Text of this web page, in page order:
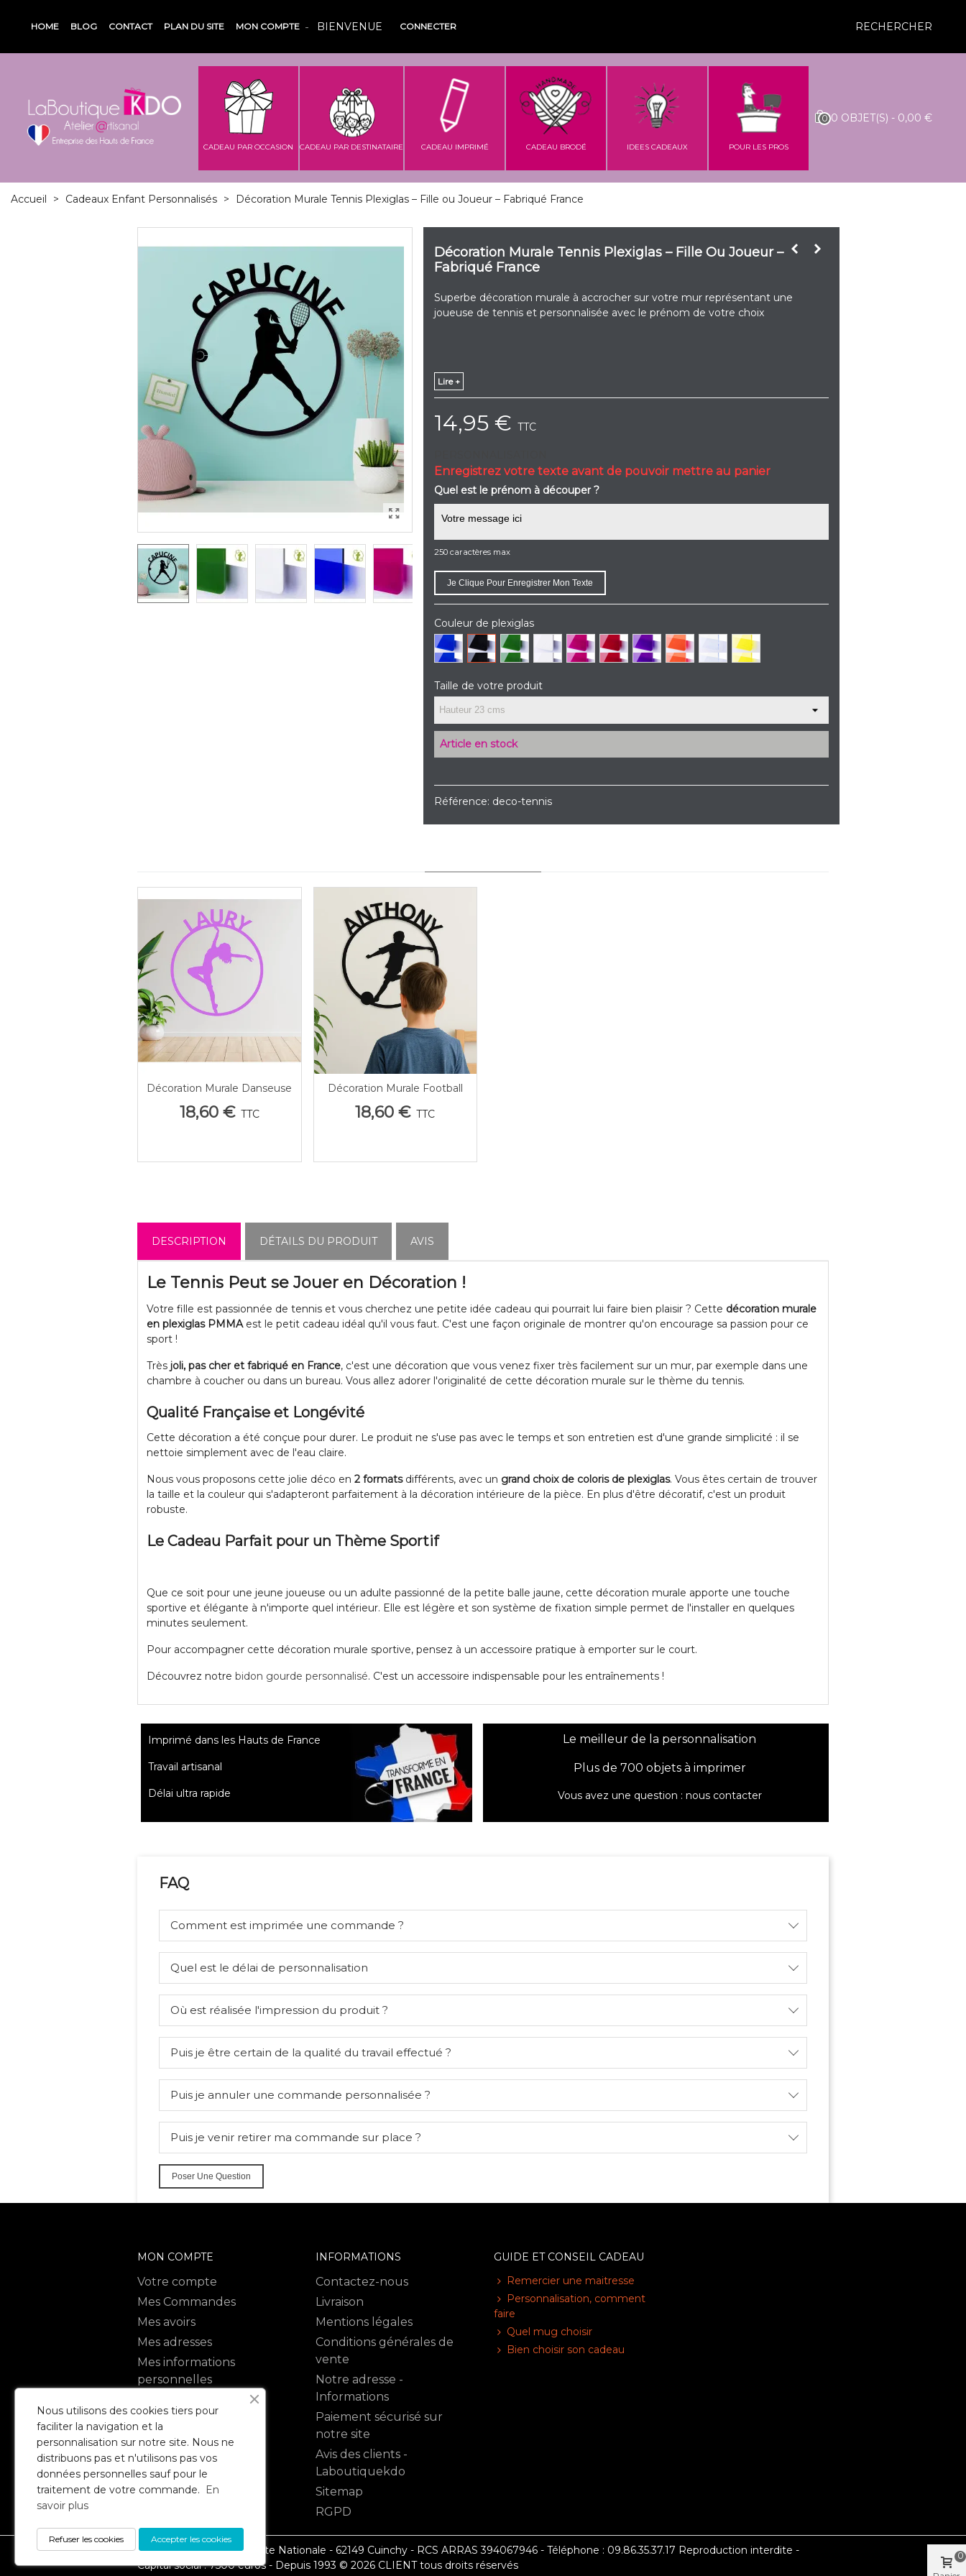
HOME BLOG CONTACT PLAN DU SITE MON COMPTE BIENVENUE CONNECTER RECHERCHER
CADEAU PAR OCCASION CADEAU PAR DESTINATAIRE CADEAU IMPRIMÉ CADEAU BRODÉ IDEES CADEAUX POUR LES PROS
0 0 OBJET(S) - 0,00 €
Accueil > Cadeaux Enfant Personnalisés > Décoration Murale Tennis Plexiglas – Fille ou Joueur – Fabriqué France
Décoration Murale Tennis Plexiglas – Fille Ou Joueur –
Fabriqué France
Superbe décoration murale à accrocher sur votre mur représentant une
joueuse de tennis et personnalisée avec le prénom de votre choix
Lire +
14,95 € TTC
Enregistrez votre texte avant de pouvoir mettre au panier
Quel est le prénom à découper ?
250 caractères max
Je Clique Pour Enregistrer Mon Texte
Couleur de plexiglas
Bleu
Noir Vert Blanc FuschiaRouge Violet Orange Transparent
Jaune
Taille de votre produit
Article en stock
Référence: deco-tennis
Afficher Plus
Décoration Murale Danseuse
Personnalisée En Plexiglas
18,60 € TTC
Afficher Plus
Décoration Murale Football
Garçon/Fille Personnalisée
Avec Prénom – Cadeau
18,60 € TTC
DESCRIPTION DÉTAILS DU PRODUIT AVIS
Le Tennis Peut se Jouer en Décoration !
Votre fille est passionnée de tennis et vous cherchez une petite idée cadeau qui pourrait lui faire bien plaisir ? Cette décoration murale
en plexiglas PMMAest le petit cadeau idéal qu'il vous faut. C'est une façon originale de montrer qu'on encourage sa passion pour ce
sport !
Très joli, pas cher et fabriqué en France, c'est une décoration que vous venez fixer très facilement sur un mur, par exemple dans une
chambre à coucher ou dans un bureau. Vous allez adorer l'originalité de cette décoration murale sur le thème du tennis.
Qualité Française et Longévité
Cette décoration a été conçue pour durer. Le produit ne s'use pas avec le temps et son entretien est d'une grande simplicité : il se
nettoie simplement avec de l'eau claire.
Nous vous proposons cette jolie déco en 2 formatsdifférents, avec un grand choix de coloris de plexiglas. Vous êtes certain de trouver
la taille et la couleur qui s'adapteront parfaitement à la décoration intérieure de la pièce. En plus d'être décoratif, c'est un produit
robuste.
Le Cadeau Parfait pour un Thème Sportif
Que ce soit pour une jeune joueuse ou un adulte passionné de la petite balle jaune, cette décoration murale apporte une touche
sportive et élégante à n'importe quel intérieur. Elle est légère et son système de fixation simple permet de l'installer en quelques
minutes seulement.
Pour accompagner cette décoration murale sportive, pensez à un accessoire pratique à emporter sur le court.
Découvrez notre bidon gourde personnalisé. C'est un accessoire indispensable pour les entraînements !
Imprimé dans les Hauts de France
Travail artisanal
Délai ultra rapide
Le meilleur de la personnalisation
Plus de 700 objets à imprimer
Vous avez une question : nous contacter
FAQ
Comment est imprimée une commande ?
Quel est le délai de personnalisation
Où est réalisée l'impression du produit ?
Puis je être certain de la qualité du travail effectué ?
Puis je annuler une commande personnalisée ?
Puis je venir retirer ma commande sur place ?
Poser Une Question
MON COMPTE
Votre compte
Mes Commandes
Mes avoirs
Mes adresses
Mes informations
personnelles
Mes bon de réduction
INFORMATIONS
Contactez-nous
Livraison
Mentions légales
Conditions générales de
vente
Notre adresse -
Informations
Paiement sécurisé sur
notre site
Avis des clients -
Laboutiquekdo
Sitemap
RGPD
GUIDE ET CONSEIL CADEAU
Remercier une maitresse
Personnalisation, comment
faire
Quel mug choisir
Bien choisir son cadeau
SARL ARLEQUIN - 3 Route Nationale - 62149 Cuinchy - RCS ARRAS 394067946 - Téléphone : 09.86.35.37.17 Reproduction interdite -
Capital social : 7500 euros - Depuis 1993 © 2026 CLIENT tous droits réservés
0
Nous utilisons des cookies tiers pour
faciliter la navigation et la
personnalisation sur notre site. Nous ne
distribuons pas et n'utilisons pas vos
données personnelles sauf pour le
traitement de votre commande.
En
savoir plus
Accepter les cookies
Refuser les cookies